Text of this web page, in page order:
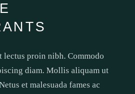
proin nibh. Commodo
diam. Mollis aliquam ut
et malesuada fames ac